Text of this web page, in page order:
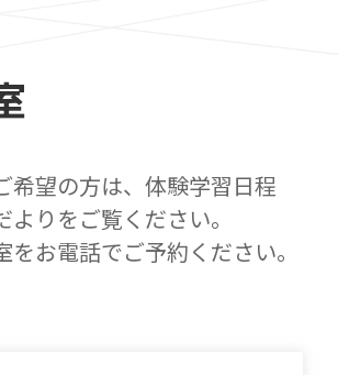
希望の方は、体験学習日程
りをご覧ください。
をお電話でご予約ください。